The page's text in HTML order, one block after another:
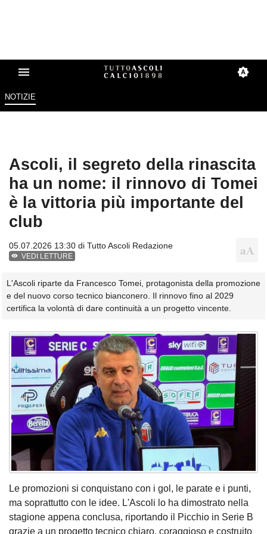
NOTIZIE
Ascoli, il segreto della rinascita
ha un nome: il rinnovo di Tomei
è la vittoria più importante del
club
05.07.2026 13:30 di Tutto Ascoli Redazione
VEDI LETTURE
L'Ascoli riparte da Francesco Tomei, protagonista della promozione
e del nuovo corso tecnico bianconero. Il rinnovo fino al 2029
certifica la volontà di dare continuità a un progetto vincente.
Le promozioni si conquistano con i gol, le parate e i punti,
ma soprattutto con le idee. L'Ascoli lo ha dimostrato nella
stagione appena conclusa, riportando il Picchio in Serie B
grazie a un progetto tecnico chiaro, coraggioso e costruito